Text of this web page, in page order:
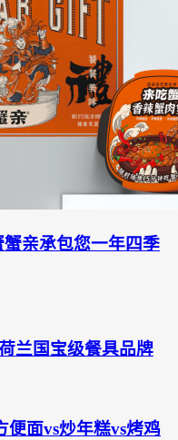
亲承包您一年四季
兰国宝级餐具品牌
便面vs炒年糕vs烤鸡